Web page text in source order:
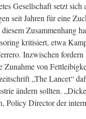
Gesellschaft setzt sich
seit Jahren für eine
Zusammenhang
kritisiert, etwa
Inzwischen
Zunahme von
„The Lancet“
ändern sollten.
Policy Director der